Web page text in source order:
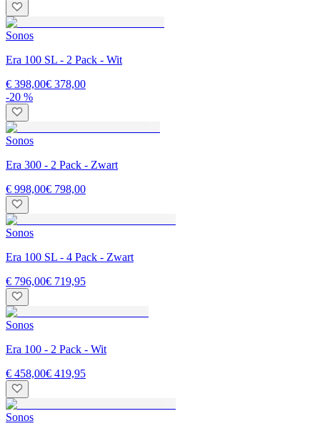
Sonos
Era 100 SL - 2 Pack - Wit
€ 398,00€ 378,00
-20 %
Sonos
Era 300 - 2 Pack - Zwart
€ 998,00€ 798,00
Sonos
Era 100 SL - 4 Pack - Zwart
€ 796,00€ 719,95
Sonos
Era 100 - 2 Pack - Wit
€ 458,00€ 419,95
Sonos